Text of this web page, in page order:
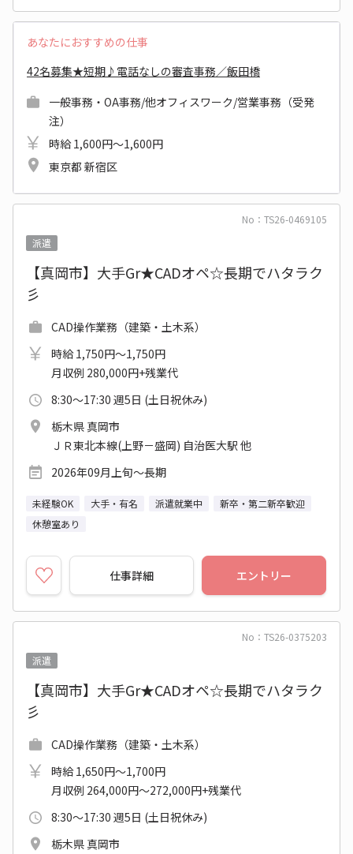
あなたにおすすめの仕事
42名募集★短期♪電話なしの審査事務／飯田橋
一般事務・OA事務/他オフィスワーク/営業事務（受発
注）
時給 1,600円～1,600円
東京都 新宿区
No：TS26-0469105
派遣
【真岡市】大手Gr★CADオペ☆長期でハタラク
彡
CAD操作業務（建築・土木系）
時給 1,750円～1,750円
月収例 280,000円+残業代
8:30～17:30 週5日 (土日祝休み)
栃木県 真岡市
ＪＲ東北本線(上野－盛岡) 自治医大駅 他
2026年09月上旬～長期
未経験OK 大手・有名 派遣就業中
新卒・第二新卒歓迎
休憩室あり
仕事詳細 エントリー
No：TS26-0375203
派遣
【真岡市】大手Gr★CADオペ☆長期でハタラク
彡
CAD操作業務（建築・土木系）
時給 1,650円～1,700円
月収例 264,000円～272,000円+残業代
8:30～17:30 週5日 (土日祝休み)
栃木県 真岡市